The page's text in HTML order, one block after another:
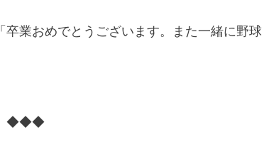
「卒業おめでとうございます。また一緒に野球
◆◆◆